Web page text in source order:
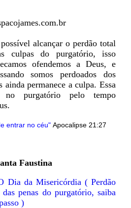
alcançar o perdão total
culpas do purgatório, isso
ofendemos a Deus, e
somos perdoados dos
ainda permanece a culpa. Essa
purgatório pelo tempo
entrar no céu"Apocalipse 21:27
Faustina
Dia da Misericórdia ( Perdão
penas do purgatório, saiba
)